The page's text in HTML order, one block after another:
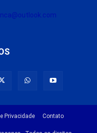
Privacidade Contato